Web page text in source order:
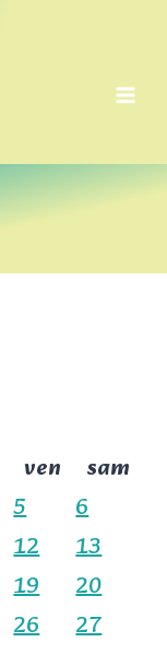
ven
sam
5
6
12
13
19
20
26
27